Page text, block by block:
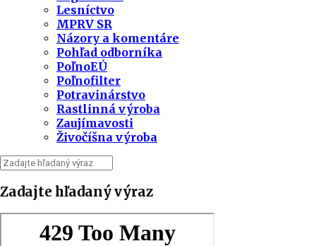
Lesníctvo
MPRV SR
Názory a komentáre
Pohľad odborníka
PoľnoEÚ
Poľnofilter
Potravinárstvo
Rastlinná výroba
Zaujímavosti
Živočíšna výroba
Zadajte hľadaný výraz